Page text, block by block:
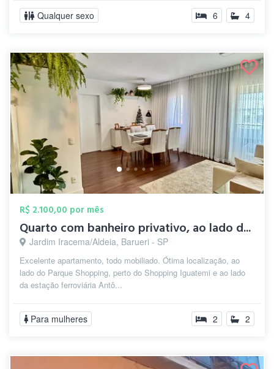
Qualquer sexo 6 4
R$ 2.100,00 por mês
Quarto com banheiro privativo, ao lado d...
Jardim Iracema/Aldeia, Barueri - SP
Excelente apartamento, todo mobiliado. Ótima localização, ao
lado do Parque Shopping, perto do Shopping Iguatemi e ao lado
da estação ferroviária Antô...
Para mulheres 2 2